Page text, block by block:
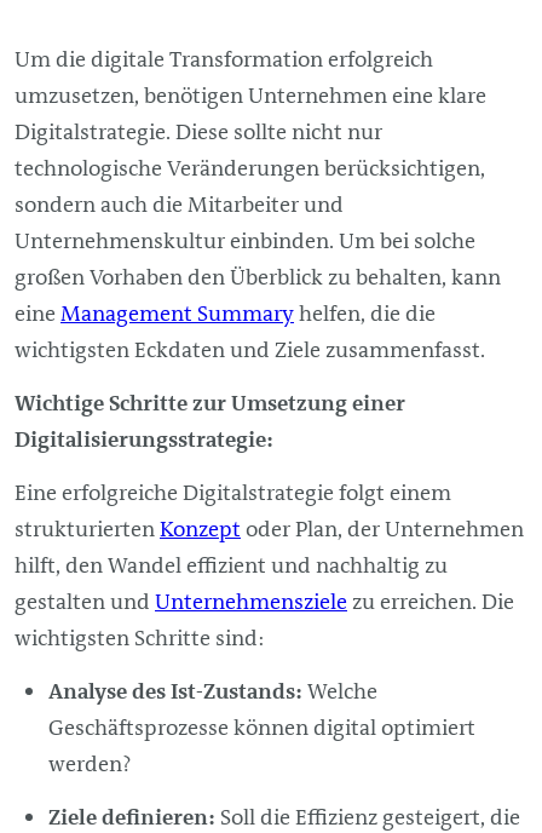
Um die digitale Transformation erfolgreich
umzusetzen, benötigen Unternehmen eine klare
Digitalstrategie. Diese sollte nicht nur
technologische Veränderungen berücksichtigen,
sondern auch die Mitarbeiter und
Unternehmenskultur einbinden. Um bei solche
großen Vorhaben den Überblick zu behalten, kann
eine Management Summaryhelfen, die die
wichtigsten Eckdaten und Ziele zusammenfasst.
Wichtige Schritte zur Umsetzung einer
Digitalisierungsstrategie:
Eine erfolgreiche Digitalstrategie folgt einem
strukturiertenKonzept oder Plan, der Unternehmen
hilft, den Wandel effizient und nachhaltig zu
gestalten und Unternehmenszielezu erreichen. Die
wichtigsten Schritte sind:
Analyse des Ist-Zustands: Welche
Geschäftsprozesse können digital optimiert
werden?
Ziele definieren: Soll die Effizienz gesteigert, die